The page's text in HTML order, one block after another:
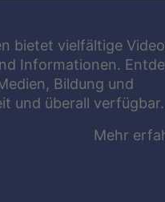
bietet vielfältige
Informationen.
Bildung und
und überall verfügbar.
Mehr